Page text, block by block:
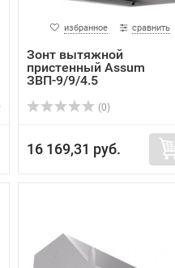
избранное сравнить
Зонт вытяжной
пристенный Assum
ЗВП-9/9/4.5
(0)
16 169,31 руб.